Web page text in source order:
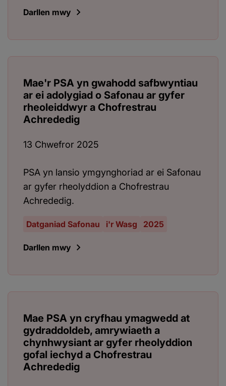
Darllen mwy
Mae'r PSA yn gwahodd safbwyntiau
ar ei adolygiad o Safonau ar gyfer
rheoleiddwyr a Chofrestrau
Achrededig
13 Chwefror 2025
PSA yn lansio ymgynghoriad ar ei Safonau
ar gyfer rheolyddion a Chofrestrau
Achrededig.
Datganiad Safonau i'r Wasg 2025
Darllen mwy
Mae PSA yn cryfhau ymagwedd at
gydraddoldeb, amrywiaeth a
chynhwysiant ar gyfer rheolyddion
gofal iechyd a Chofrestrau
Achrededig